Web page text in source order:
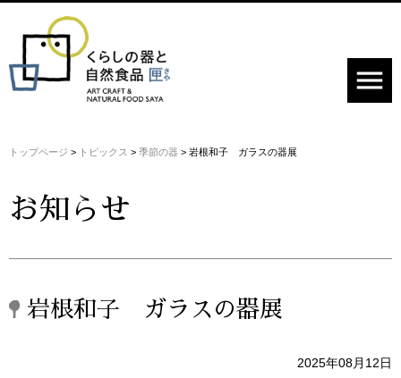
menu
トップページ > トピックス > 季節の器 > 岩根和子 ガラスの器展
お知らせ
岩根和子 ガラスの器展
2025年08月12日